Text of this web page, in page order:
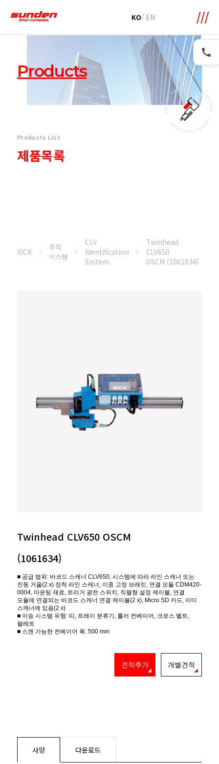
KO/ EN
Products
Products List
제품목록
SICK
추적
시스템
CLV
Identification
System
Twinhead
CLV650
OSCM (1061634)
Twinhead CLV650 OSCM
(1061634)
■ 공급 범위: 바코드 스캐너 CLV650, 시스템에 따라 라인 스캐너 또는
진동 거울(2 x) 장착 라인 스캐너, 이중 고정 브래킷, 연결 모듈 CDM420-
0004, 마운팅 재료, 트리거 광전 스위치, 직렬형 설정 케이블, 연결
모듈에 연결되는 바코드 스캐너 연결 케이블(2 x), Micro SD 카드, 이미
스캐너에 있음(2 x)
■ 이송 시스템 유형: 띠, 트레이 분류기, 롤러 컨베이어, 크로스 벨트,
팔레트
■ 스캔 가능한 컨베이어 폭: 500 mm
견적추가 개별견적
사양 다운로드